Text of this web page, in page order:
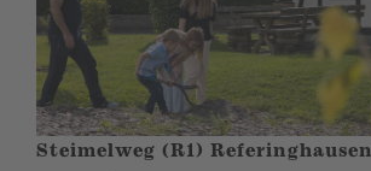
Steimelweg (R1) Referinghausen